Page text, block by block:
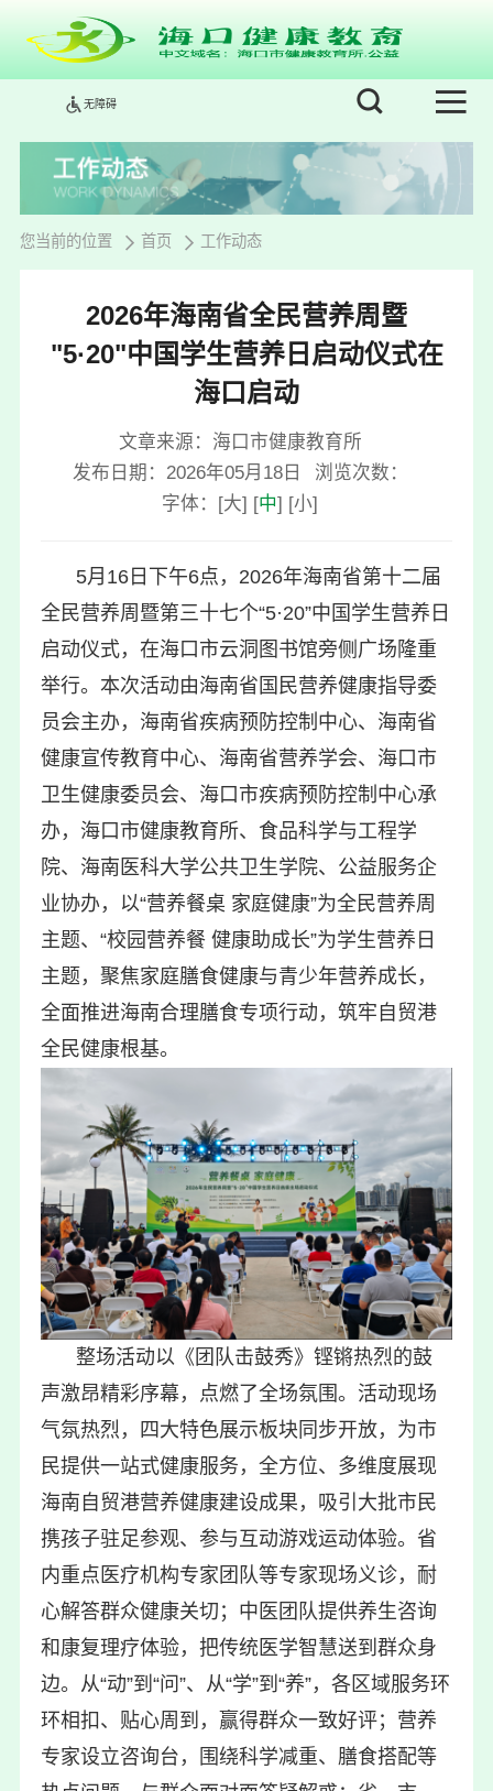
无障碍
您当前的位置 首页 工作动态
2026年海南省全民营养周暨
"5·20"中国学生营养日启动仪式在
海口启动
文章来源：海口市健康教育所
发布日期：2026年05月18日
浏览次数：
字体： [大] [中] [小]
5月16日下午6点，2026年海南省第十二届
全民营养周暨第三十七个“5·20”中国学生营养日
启动仪式，在海口市云洞图书馆旁侧广场隆重
举行。本次活动由海南省国民营养健康指导委
员会主办，海南省疾病预防控制中心、海南省
健康宣传教育中心、海南省营养学会、海口市
卫生健康委员会、海口市疾病预防控制中心承
办，海口市健康教育所、食品科学与工程学
院、海南医科大学公共卫生学院、公益服务企
业协办，以“营养餐桌 家庭健康”为全民营养周
主题、“校园营养餐 健康助成长”为学生营养日
主题，聚焦家庭膳食健康与青少年营养成长，
全面推进海南合理膳食专项行动，筑牢自贸港
全民健康根基。
整场活动以《团队击鼓秀》铿锵热烈的鼓
声激昂精彩序幕，点燃了全场氛围。活动现场
气氛热烈，四大特色展示板块同步开放，为市
民提供一站式健康服务，全方位、多维度展现
海南自贸港营养健康建设成果，吸引大批市民
携孩子驻足参观、参与互动游戏运动体验。省
内重点医疗机构专家团队等专家现场义诊，耐
心解答群众健康关切；中医团队提供养生咨询
和康复理疗体验，把传统医学智慧送到群众身
边。从“动”到“问”、从“学”到“养”，各区域服务环
环相扣、贴心周到，赢得群众一致好评；营养
专家设立咨询台，围绕科学减重、膳食搭配等